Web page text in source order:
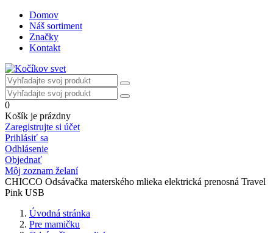
Domov
Náš sortiment
Značky
Kontakt
0
Košík je prázdny
Zaregistrujte si účet
Prihlásiť sa
Odhlásenie
Objednať
Môj zoznam želaní
CHICCO Odsávačka materského mlieka elektrická prenosná Travel
Pink USB
Úvodná stránka
Pre mamičku